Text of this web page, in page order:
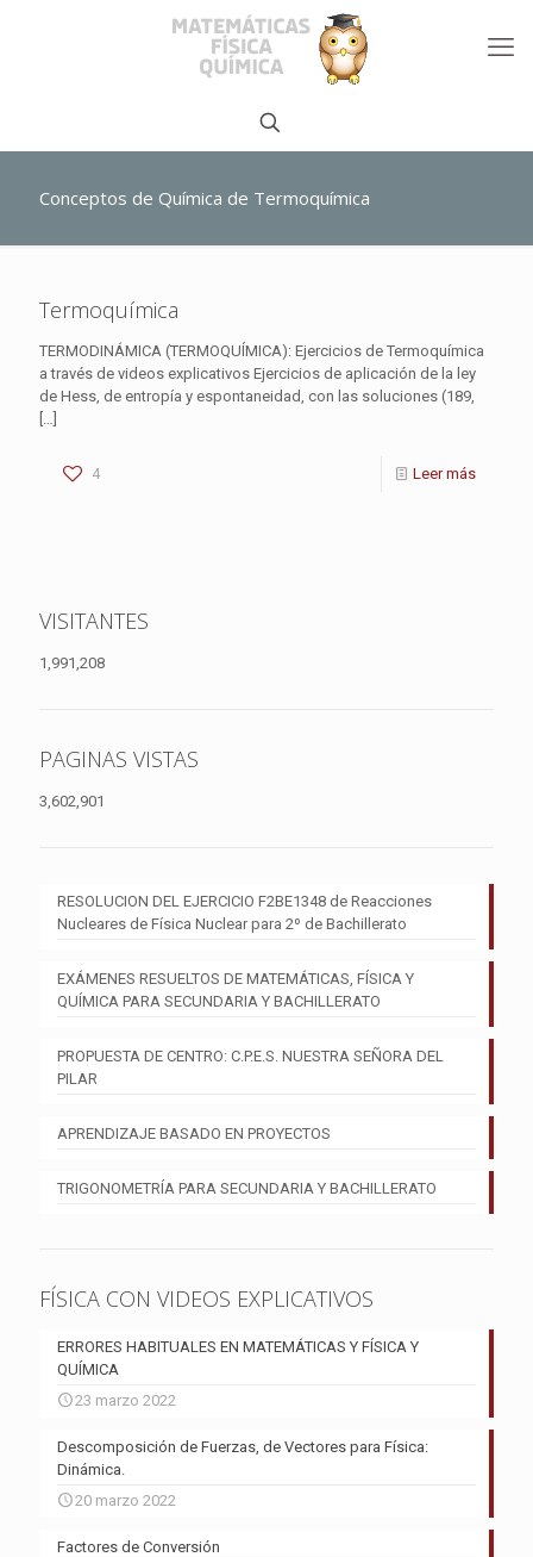
Conceptos de Química de Termoquímica
Termoquímica
TERMODINÁMICA (TERMOQUÍMICA): Ejercicios de Termoquímica
a través de videos explicativos Ejercicios de aplicación de la ley
de Hess, de entropía y espontaneidad, con las soluciones (189,
[…]
4 Leer más
VISITANTES
1,991,208
PAGINAS VISTAS
3,602,901
RESOLUCION DEL EJERCICIO F2BE1348 de Reacciones
Nucleares de Física Nuclear para 2º de Bachillerato
EXÁMENES RESUELTOS DE MATEMÁTICAS, FÍSICA Y
QUÍMICA PARA SECUNDARIA Y BACHILLERATO
PROPUESTA DE CENTRO: C.P.E.S. NUESTRA SEÑORA DEL
PILAR
APRENDIZAJE BASADO EN PROYECTOS
TRIGONOMETRÍA PARA SECUNDARIA Y BACHILLERATO
FÍSICA CON VIDEOS EXPLICATIVOS
ERRORES HABITUALES EN MATEMÁTICAS Y FÍSICA Y
QUÍMICA
23 marzo 2022
Descomposición de Fuerzas, de Vectores para Física:
Dinámica.
20 marzo 2022
Factores de Conversión